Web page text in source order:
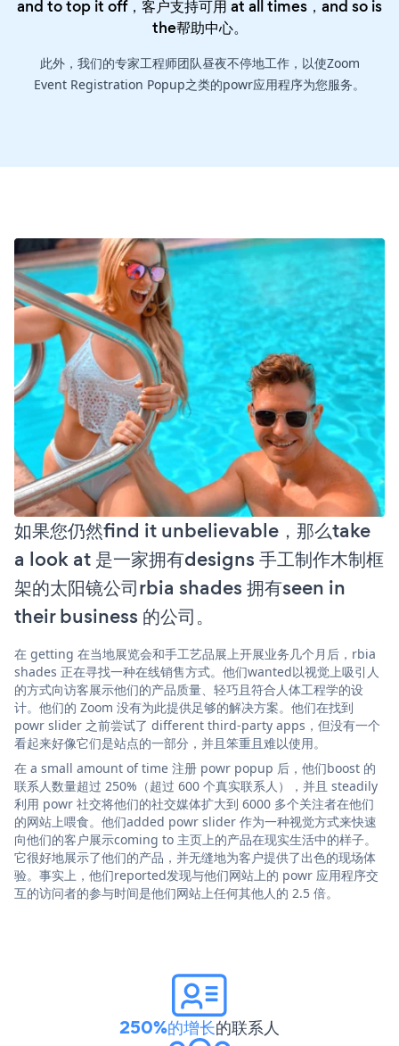
and to top it off，客户支持可用 at all times，and so is
the帮助中心。
此外，我们的专家工程师团队昼夜不停地工作，以使Zoom
Event Registration Popup之类的powr应用程序为您服务。
如果您仍然find it unbelievable，那么take
a look at 是一家拥有designs 手工制作木制框
架的太阳镜公司rbia shades 拥有seen in
their business 的公司。
在 getting 在当地展览会和手工艺品展上开展业务几个月后，rbia
shades 正在寻找一种在线销售方式。他们wanted以视觉上吸引人
的方式向访客展示他们的产品质量、轻巧且符合人体工程学的设
计。他们的 Zoom 没有为此提供足够的解决方案。他们在找到
powr slider 之前尝试了 different third-party apps，但没有一个
看起来好像它们是站点的一部分，并且笨重且难以使用。
在 a small amount of time 注册 powr popup 后，他们boost 的
联系人数量超过 250%（超过 600 个真实联系人），并且 steadily
利用 powr 社交将他们的社交媒体扩大到 6000 多个关注者在他们
的网站上喂食。他们added powr slider 作为一种视觉方式来快速
向他们的客户展示coming to 主页上的产品在现实生活中的样子。
它很好地展示了他们的产品，并无缝地为客户提供了出色的现场体
验。事实上，他们reported发现与他们网站上的 powr 应用程序交
互的访问者的参与时间是他们网站上任何其他人的 2.5 倍。
250%的增长的联系人